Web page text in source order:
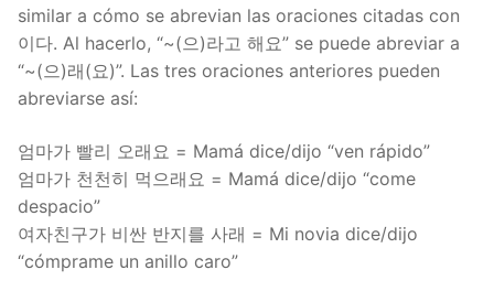
similar a cómo se abrevian las oraciones citadas con
이다. Al hacerlo, “~(으)라고 해요” se puede abreviar a
“~(으)래(요)”. Las tres oraciones anteriores pueden
abreviarse así:
엄마가 빨리 오래요 = Mamá dice/dijo “ven rápido”
엄마가 천천히 먹으래요 = Mamá dice/dijo “come
despacio”
여자친구가 비싼 반지를 사래 = Mi novia dice/dijo
“cómprame un anillo caro”